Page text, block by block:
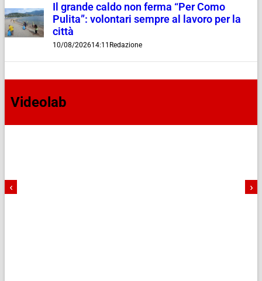
Il grande caldo non ferma “Per Como
Pulita”: volontari sempre al lavoro per la
città
10/08/202614:11 Redazione
Videolab
‹ ›